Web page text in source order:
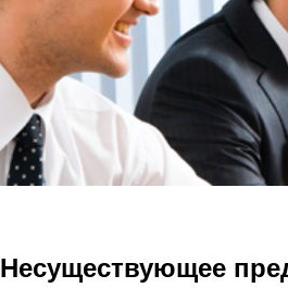
Несуществующее